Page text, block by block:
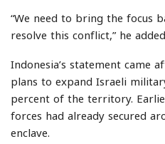
“We need to bring the focus
resolve this conflict,” he
Indonesia’s statement came
plans to expand Israeli
percent of the territory.
forces had already secured
enclave.